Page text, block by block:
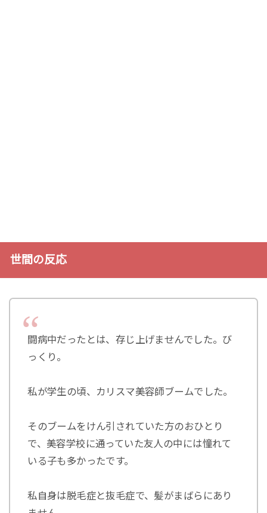
世間の反応
闘病中だったとは、存じ上げませんでした。び
っくり。
私が学生の頃、カリスマ美容師ブームでした。
そのブームをけん引されていた方のおひとり
で、美容学校に通っていた友人の中には憧れて
いる子も多かったです。
私自身は脱毛症と抜毛症で、髪がまばらにあり